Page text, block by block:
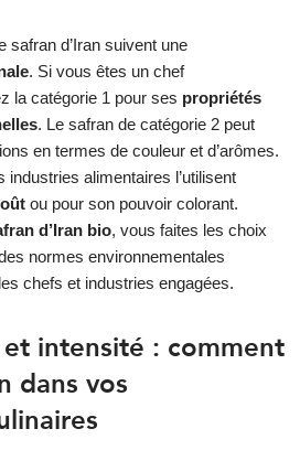
safran d’Iran suivent une
. Si vous êtes un chef
la catégorie 1 pour ses propriétés
. Le safran de catégorie 2 peut
en termes de couleur et d’arômes.
alimentaires l’utilisent
ou pour son pouvoir colorant.
d’Iran bio, vous faites les choix
normes environnementales
chefs et industries engagées.
intensité : comment
dans vos